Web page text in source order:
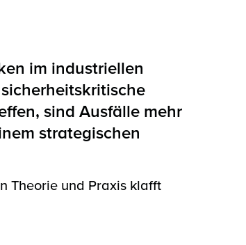
im industriellen
sind Ausfälle mehr
strategischen
Theorie und Praxis klafft